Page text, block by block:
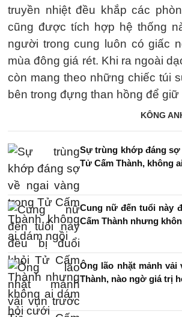
truyền nhiệt đều khắp các
cũng được tích hợp hệ thống
người trong cung luôn có giấc
mùa đông giá rét. Khi ra ngoài
còn mang theo những chiếc túi
bên trong đựng than hồng để giữ
KÔNG
Sự trùng khớp đáng sợ
Tử Cấm Thành, không
Cung nữ đến tuổi này
Cấm Thành nhưng
Ông lão nhặt mảnh
Thành, nào ngờ giá trị